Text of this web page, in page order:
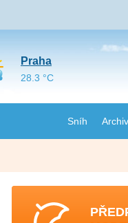
Sníh Archiv
Praha
28.3 °C